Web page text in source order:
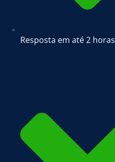
Resposta em até 2 horas